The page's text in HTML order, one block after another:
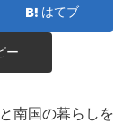
はてブ
ー
南国の暮らしを